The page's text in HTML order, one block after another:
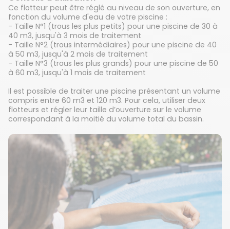
Ce flotteur peut être réglé au niveau de son ouverture, en
fonction du volume d'eau de votre piscine :
- Taille N°1 (trous les plus petits) pour une piscine de 30 à
40 m3, jusqu'à 3 mois de traitement
- Taille N°2 (trous intermédiaires) pour une piscine de 40
à 50 m3, jusqu'à 2 mois de traitement
- Taille N°3 (trous les plus grands) pour une piscine de 50
à 60 m3, jusqu'à 1 mois de traitement
Il est possible de traiter une piscine présentant un volume
compris entre 60 m3 et 120 m3. Pour cela, utiliser deux
flotteurs et régler leur taille d’ouverture sur le volume
correspondant à la moitié du volume total du bassin.